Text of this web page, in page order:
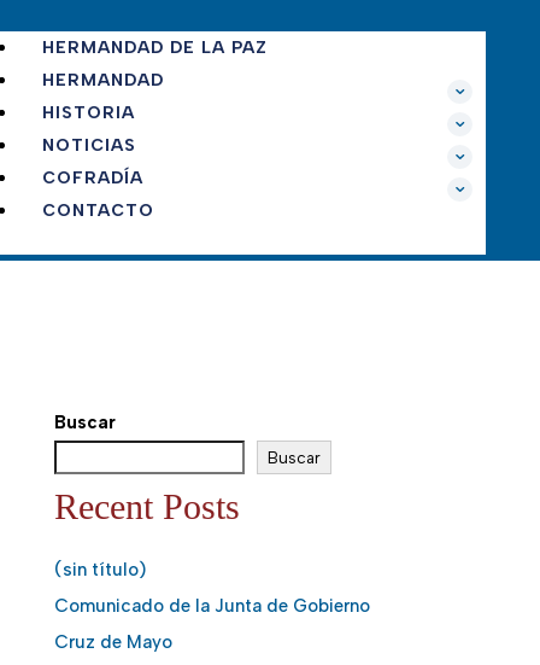
HERMANDAD DE LA PAZ
HERMANDAD
HISTORIA
NOTICIAS
COFRADÍA
CONTACTO
Buscar
Buscar
Recent Posts
(sin título)
Comunicado de la Junta de Gobierno
Cruz de Mayo